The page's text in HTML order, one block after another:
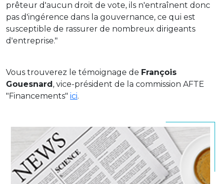
prêteur d'aucun droit de vote, ils n'entraînent donc
pas d'ingérence dans la gouvernance, ce qui est
susceptible de rassurer de nombreux dirigeants
d'entreprise."
Vous trouverez le témoignage de François
Gouesnard, vice-président de la commission AFTE
"Financements" ici.